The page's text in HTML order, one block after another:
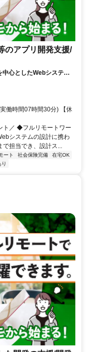
のアプリ開発支援/
心としたWebシステム
作成まで担当でき、設計
働時間07時間30分) 【休
ト／ ◆フルリモートワー
システムの設計に携わ
担当でき、設計ス...
ート 社会保険完備
在宅OK